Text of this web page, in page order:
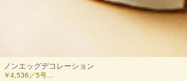
ノンエッグデコレーション
￥4,536／5号…